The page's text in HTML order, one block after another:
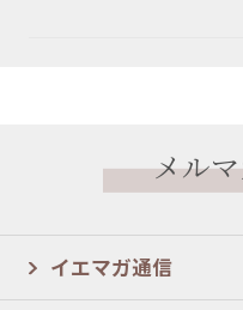
メル
イエマガ通信